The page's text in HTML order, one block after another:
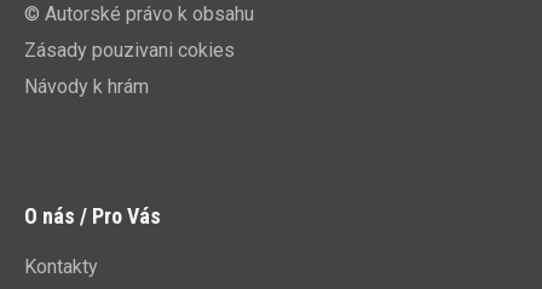
© Autorské právo k obsahu
Zásady pouzivani cokies
Návody k hrám
O nás / Pro Vás
Kontakty